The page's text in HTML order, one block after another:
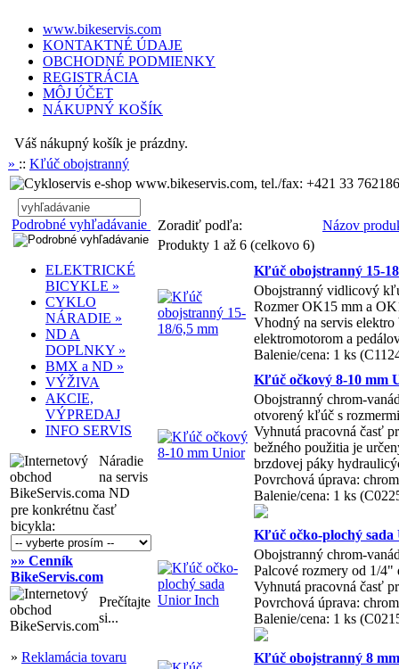
www.bikeservis.com
KONTAKTNÉ ÚDAJE
OBCHODNÉ PODMIENKY
REGISTRÁCIA
MÔJ ÚČET
NÁKUPNÝ KOŠÍK
Váš nákupný košík je prázdny.
» :: Kľúč obojstranný
www.bikeservis.com, tel./fax: +421 33
Podrobné vyhľadávanie
ELEKTRICKÉ
BICYKLE »
CYKLO
NÁRADIE »
ND A
DOPLNKY »
BMX a ND »
VÝŽIVA
AKCIE,
VÝPREDAJ
INFO SERVIS
Náradie
na servis
a ND
pre konkrétnu časť
bicykla:
»» Cenník
BikeServis.com
Prečítajte
si...
» Reklamácia tovaru
Zoradiť podľa:
Názov
Produkty 1 až 6 (celkovo 6)
Kľúč obojstranný 15-
Obojstranný vidlicový
Rozmer OK15 mm a
Vhodný na servis
elektromotorom a
Balenie/cena: 1 ks
Kľúč očkový 8-10 mm
Obojstranný chrom-
otvorený kľúč s
Vyhnutá pracovná časť
bežného použitia je
brzdovej páky
Povrchová úprava: chrom
Balenie/cena: 1 ks
Kľúč očko-plochý
Obojstranný chrom-
Palcové rozmery od 1/4"
Vyhnutá pracovná časť
Povrchová úprava: chrom
Balenie/cena: 1 ks
Kľúč obojstranný 8